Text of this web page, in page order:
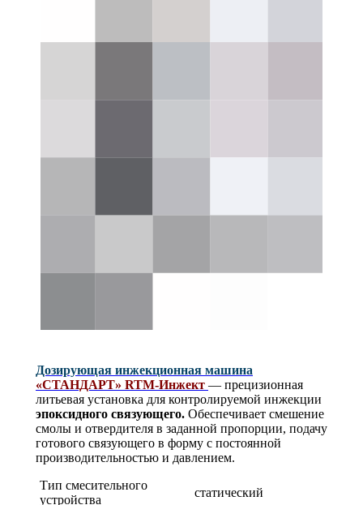
Дозирующая инжекционная машина
«СТАНДАРТ» RTM-Инжект — прецизионная
литьевая установка для контролируемой инжекции
эпоксидного связующего. Обеспечивает смешение
смолы и отвердителя в заданной пропорции, подачу
готового связующего в форму с постоянной
производительностью и давлением.
Тип смесительного
устройства
статический